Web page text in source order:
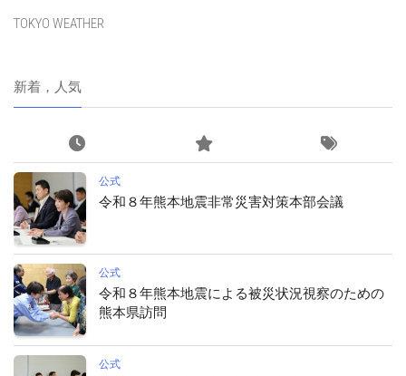
TOKYO WEATHER
新着，人気
公式
令和８年熊本地震非常災害対策本部会議
公式
令和８年熊本地震による被災状況視察のための
熊本県訪問
公式